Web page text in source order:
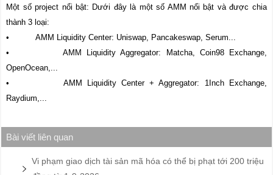
Một số project nổi bật: Dưới đây là một số AMM nổi bật và được chia
thành 3 loại:
• AMM Liquidity Center: Uniswap, Pancakeswap, Serum...
• AMM Liquidity Aggregator: Matcha, Coin98 Exchange,
OpenOcean,...
• AMM Liquidity Center + Aggregator: 1Inch Exchange,
Raydium,...
Bài viết liên quan
Vi phạm giao dịch tài sản mã hóa có thể bị phạt tới 200 triệu